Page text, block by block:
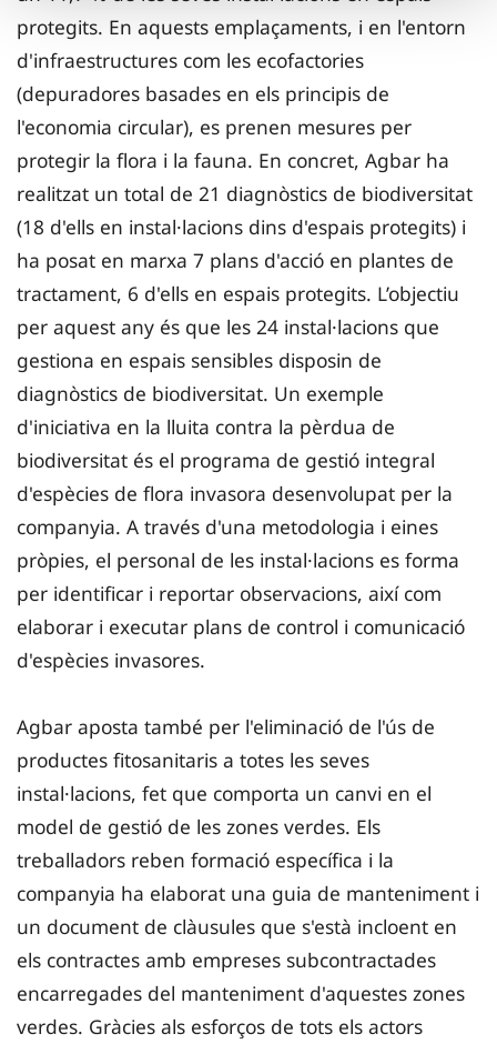
protegits. En aquests emplaçaments, i en l'entorn
d'infraestructures com les ecofactories
(depuradores basades en els principis de
l'economia circular), es prenen mesures per
protegir la flora i la fauna. En concret, Agbar ha
realitzat un total de 21 diagnòstics de biodiversitat
(18 d'ells en instal·lacions dins d'espais protegits) i
ha posat en marxa 7 plans d'acció en plantes de
tractament, 6 d'ells en espais protegits. L’objectiu
per aquest any és que les 24 instal·lacions que
gestiona en espais sensibles disposin de
diagnòstics de biodiversitat. Un exemple
d'iniciativa en la lluita contra la pèrdua de
biodiversitat és el programa de gestió integral
d'espècies de flora invasora desenvolupat per la
companyia. A través d'una metodologia i eines
pròpies, el personal de les instal·lacions es forma
per identificar i reportar observacions, així com
elaborar i executar plans de control i comunicació
d'espècies invasores.
Agbar aposta també per l'eliminació de l'ús de
productes fitosanitaris a totes les seves
instal·lacions, fet que comporta un canvi en el
model de gestió de les zones verdes. Els
treballadors reben formació específica i la
companyia ha elaborat una guia de manteniment i
un document de clàusules que s'està incloent en
els contractes amb empreses subcontractades
encarregades del manteniment d'aquestes zones
verdes. Gràcies als esforços de tots els actors